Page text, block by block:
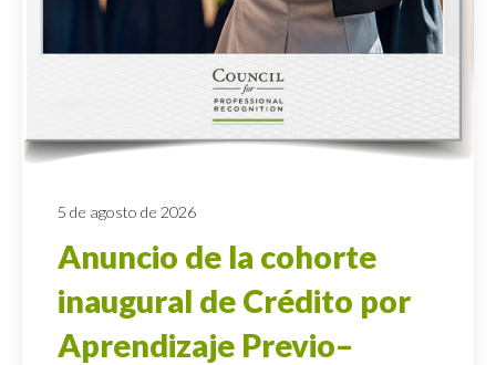
5 de agosto de 2026
Anuncio de la cohorte
inaugural de Crédito por
Aprendizaje Previo–